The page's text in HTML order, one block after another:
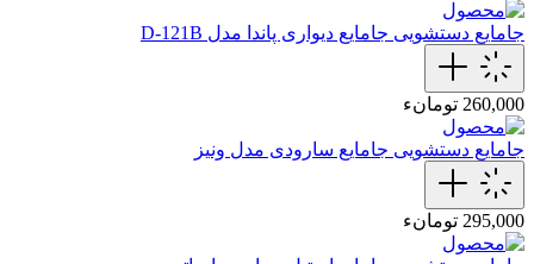
جامایع دستشویی جامایع دیواری پاندا مدل D-121B
260,000 تومانء
جامایع دستشویی جامایع سارودی مدل ونیز
295,000 تومانء